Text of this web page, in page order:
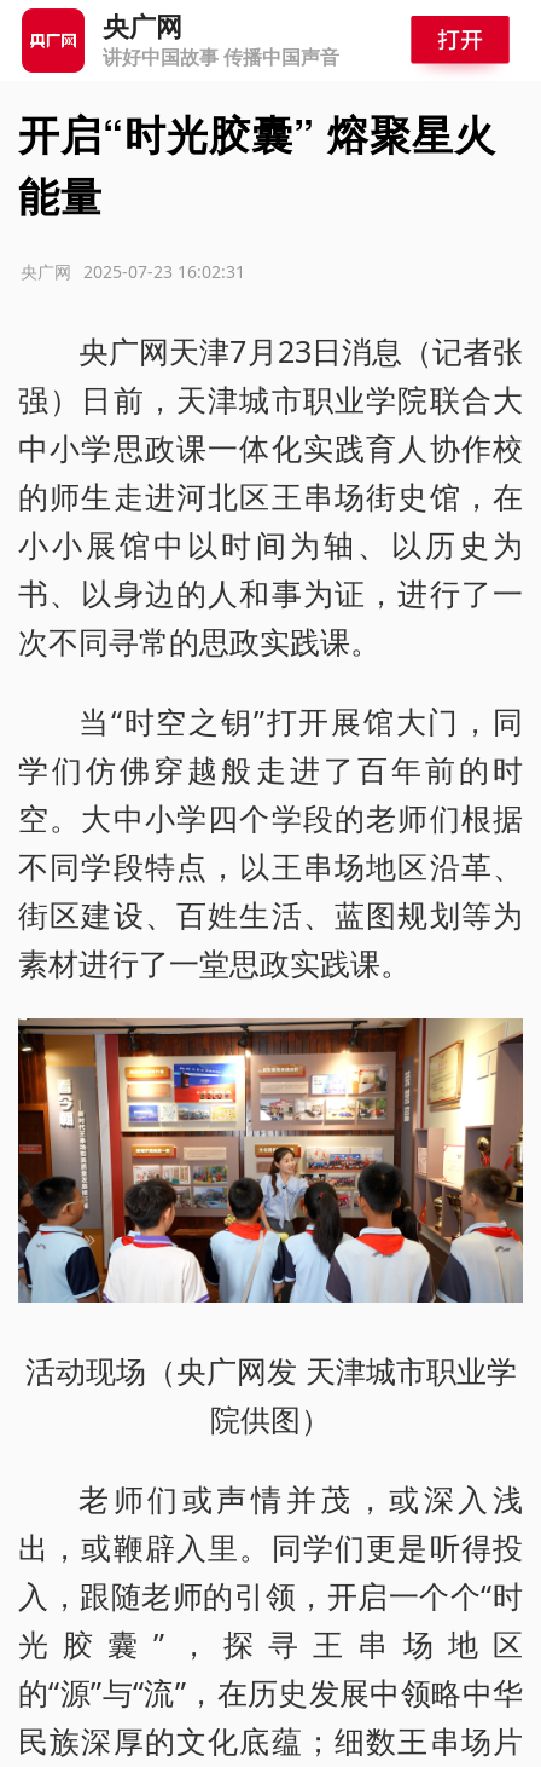
央广网
讲好中国故事 传播中国声音
开启“时光胶囊” 熔聚星火
能量
2025-07-23 16:02:31
央广网
央广网天津7月23日消息（记者张
强）日前，天津城市职业学院联合大
中小学思政课一体化实践育人协作校
的师生走进河北区王串场街史馆，在
小小展馆中以时间为轴、以历史为
书、以身边的人和事为证，进行了一
次不同寻常的思政实践课。
当“时空之钥”打开展馆大门，同
学们仿佛穿越般走进了百年前的时
空。大中小学四个学段的老师们根据
不同学段特点，以王串场地区沿革、
街区建设、百姓生活、蓝图规划等为
素材进行了一堂思政实践课。
活动现场（央广网发 天津城市职业学
院供图）
老师们或声情并茂，或深入浅
出，或鞭辟入里。同学们更是听得投
入，跟随老师的引领，开启一个个“时
光胶囊”，探寻王串场地区
的“源”与“流”，在历史发展中领略中华
民族深厚的文化底蕴；细数王串场片